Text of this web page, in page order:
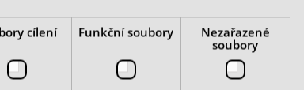
cílení Funkční soubory
Nezařazené
soubory